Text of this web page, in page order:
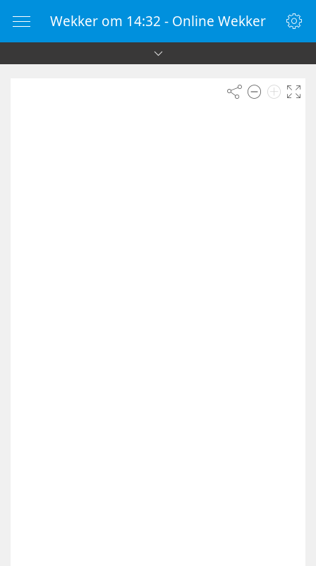
Wekker om 14:32 - Online Wekker